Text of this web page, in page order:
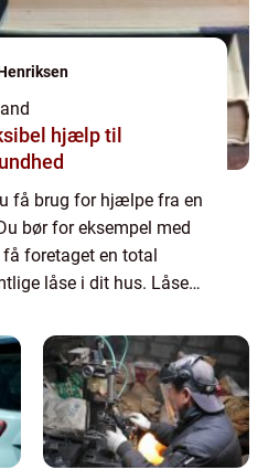
hjælp til
få brug for hjælpe fra en
bør for eksempel med
foretaget en total
låse i dit hus. Låse